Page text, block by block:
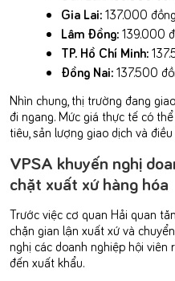
Gia Lai: 137.000
Lâm Đồng: 139.000
TP. Hồ Chí Minh:
Đồng Nai: 137.500
Nhìn chung, thị trường đang
đi ngang. Mức giá thực tế có
tiêu, sản lượng giao dịch và
VPSA khuyến nghị
chặt xuất xứ hàng hóa
Trước việc cơ quan Hải quan
chặn gian lận xuất xứ và
nghị các doanh nghiệp hội viên
đến xuất khẩu.